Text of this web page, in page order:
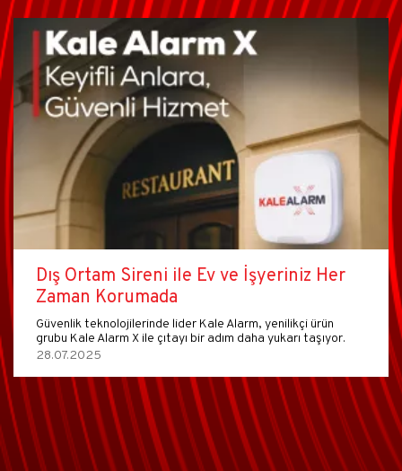
Dış Ortam Sireni ile Ev ve İşyeriniz Her
Zaman Korumada
Güvenlik teknolojilerinde lider Kale Alarm, yenilikçi ürün
grubu Kale Alarm X ile çıtayı bir adım daha yukarı taşıyor.
28.07.2025